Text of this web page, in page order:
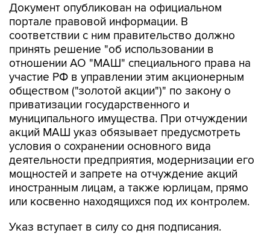
Документ опубликован на официальном
портале правовой информации. В
соответствии с ним правительство должно
принять решение "об использовании в
отношении АО "МАШ" специального права на
участие РФ в управлении этим акционерным
обществом ("золотой акции")" по закону о
приватизации государственного и
муниципального имущества. При отчуждении
акций МАШ указ обязывает предусмотреть
условия о сохранении основного вида
деятельности предприятия, модернизации его
мощностей и запрете на отчуждение акций
иностранным лицам, а также юрлицам, прямо
или косвенно находящихся под их контролем.
Указ вступает в силу со дня подписания.